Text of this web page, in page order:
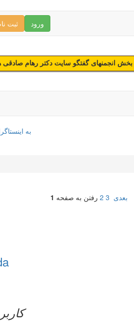
ثبت ورود
انجمنهای گفتگو سایت دکتر رهام صادقی
رفتن به صفحه 1 2 3 بعدی